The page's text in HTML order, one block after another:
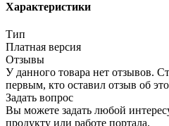
Характеристики
Тип
Платная версия
Отзывы
У данного товара нет отзывов.
первым, кто оставил отзыв об
Задать вопрос
Вы можете задать любой
продукту или работе портала.